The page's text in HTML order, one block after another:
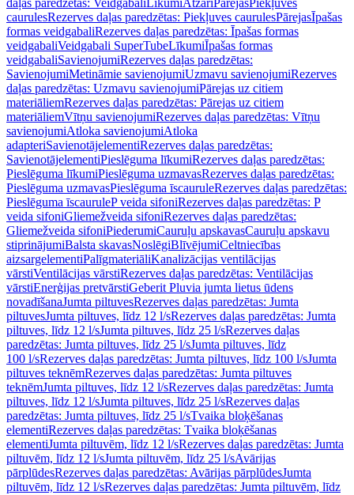
daļas paredzētas: Veidgabali LīkumiAtzari PārejasPiekļuves
caurulesRezerves daļas paredzētas: Piekļuves caurulesPārejasĪpašas
formas veidgabaliRezerves daļas paredzētas: Īpašas formas
veidgabaliVeidgabali SuperTubeLīkumiĪpašas formas
veidgabaliSavienojumiRezerves daļas paredzētas:
SavienojumiMetināmie savienojumiUzmavu savienojumiRezerves
daļas paredzētas: Uzmavu savienojumiPārejas uz citiem
materiāliemRezerves daļas paredzētas: Pārejas uz citiem
materiāliemVītņu savienojumiRezerves daļas paredzētas: Vītņu
savienojumiAtloka savienojumiAtloka
adapteriSavienotājelementiRezerves daļas paredzētas:
SavienotājelementiPieslēguma līkumiRezerves daļas paredzētas:
Pieslēguma līkumiPieslēguma uzmavasRezerves daļas paredzētas:
Pieslēguma uzmavasPieslēguma īscauruleRezerves daļas paredzētas:
Pieslēguma īscauruleP veida sifoniRezerves daļas paredzētas: P
veida sifoniGliemežveida sifoniRezerves daļas paredzētas:
Gliemežveida sifoniPiederumiCauruļu apskavasCauruļu apskavu
stiprinājumiBalsta skavasNoslēgiBlīvējumiCeltniecības
aizsargelementiPalīgmateriāliKanalizācijas ventilācijas
vārstiVentilācijas vārstiRezerves daļas paredzētas: Ventilācijas
vārstiEnerģijas pretvārstiGeberit Pluvia jumta lietus ūdens
novadīšanaJumta piltuvesRezerves daļas paredzētas: Jumta
piltuvesJumta piltuves, līdz 12 l/sRezerves daļas paredzētas: Jumta
piltuves, līdz 12 l/sJumta piltuves, līdz 25 l/sRezerves daļas
paredzētas: Jumta piltuves, līdz 25 l/sJumta piltuves, līdz
100 l/sRezerves daļas paredzētas: Jumta piltuves, līdz 100 l/sJumta
piltuves teknēmRezerves daļas paredzētas: Jumta piltuves
teknēmJumta piltuves, līdz 12 l/sRezerves daļas paredzētas: Jumta
piltuves, līdz 12 l/sJumta piltuves, līdz 25 l/sRezerves daļas
paredzētas: Jumta piltuves, līdz 25 l/sTvaika bloķēšanas
elementiRezerves daļas paredzētas: Tvaika bloķēšanas
elementiJumta piltuvēm, līdz 12 l/sRezerves daļas paredzētas: Jumta
piltuvēm, līdz 12 l/sJumta piltuvēm, līdz 25 l/sAvārijas
pārplūdesRezerves daļas paredzētas: Avārijas pārplūdesJumta
piltuvēm, līdz 12 l/sRezerves daļas paredzētas: Jumta piltuvēm, līdz